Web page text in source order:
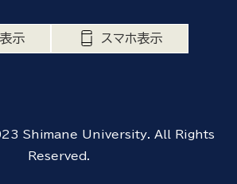
示 スマホ表示
Shimane University. All Rights
Reserved.